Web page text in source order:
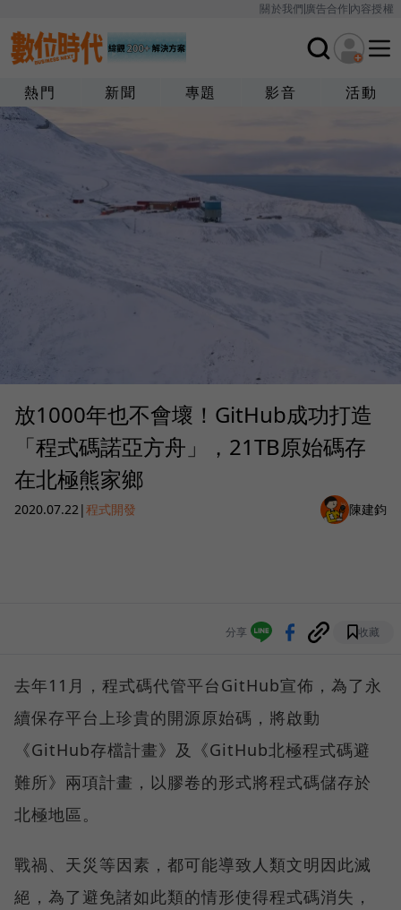
關於我們廣告合作內容授權
熱門 新聞 專題 影音 活動
放1000年也不會壞！GitHub成功打造
「程式碼諾亞方舟」，21TB原始碼存
在北極熊家鄉
2020.07.22|程式開發 陳建鈞
分享 收藏
去年11月，程式碼代管平台GitHub宣佈，為了永
續保存平台上珍貴的開源原始碼，將啟動
《GitHub存檔計畫》及《GitHub北極程式碼避
難所》兩項計畫，以膠卷的形式將程式碼儲存於
北極地區。
戰禍、天災等因素，都可能導致人類文明因此滅
絕，為了避免諸如此類的情形使得程式碼消失，